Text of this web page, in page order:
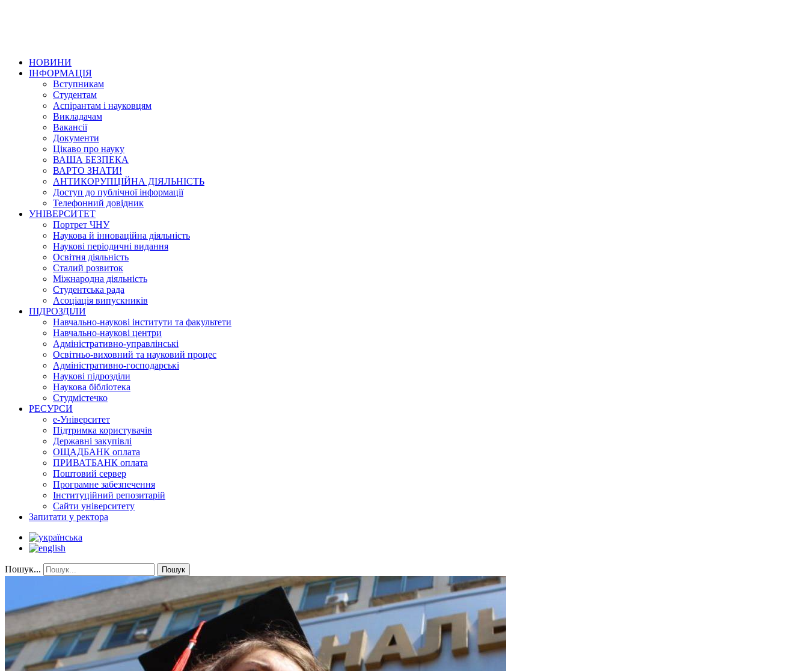
НОВИНИ
ІНФОРМАЦІЯ
Вступникам
Студентам
Аспірантам і науковцям
Викладачам
Вакансії
Документи
Цікаво про науку
ВАША БЕЗПЕКА
ВАРТО ЗНАТИ!
АНТИКОРУПЦІЙНА ДІЯЛЬНІСТЬ
Доступ до публічної інформації
Телефонний довідник
УНІВЕРСИТЕТ
Портрет ЧНУ
Наукова й інноваційна діяльність
Наукові періодичні видання
Освітня діяльність
Сталий розвиток
Міжнародна діяльність
Студентська рада
Асоціація випускників
ПІДРОЗДІЛИ
Навчально-наукові інститути та факультети
Навчально-наукові центри
Адміністративно-управлінські
Освітньо-виховний та науковий процес
Адміністративно-господарські
Наукові підрозділи
Наукова бібліотека
Студмістечко
РЕСУРСИ
е-Університет
Підтримка користувачів
Державні закупівлі
ОЩАДБАНК оплата
ПРИВАТБАНК оплата
Поштовий сервер
Програмне забезпечення
Інституційний репозитарій
Сайти університету
Запитати у ректора
Пошук... Пошук